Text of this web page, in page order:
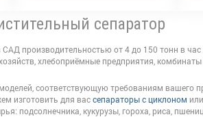
сепаратор
производительностью от 4 до 150 тонн в
хлебоприёмные предприятия,
соответствующую требованиям вашего
изготовить для вассепараторы с циклоном
подсолнечника, кукурузы, гороха, риса,